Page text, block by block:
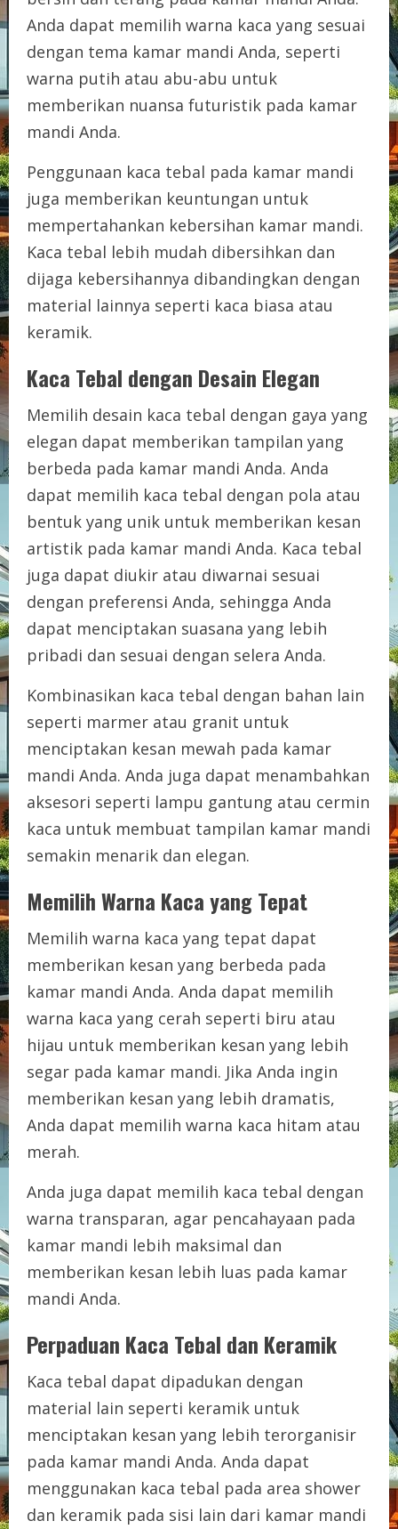
Anda dapat memilih warna kaca yang sesuai
dengan tema kamar mandi Anda, seperti
warna putih atau abu-abu untuk
memberikan nuansa futuristik pada kamar
mandi Anda.
Penggunaan kaca tebal pada kamar mandi
juga memberikan keuntungan untuk
mempertahankan kebersihan kamar mandi.
Kaca tebal lebih mudah dibersihkan dan
dijaga kebersihannya dibandingkan dengan
material lainnya seperti kaca biasa atau
keramik.
Kaca Tebal dengan Desain Elegan
Memilih desain kaca tebal dengan gaya yang
elegan dapat memberikan tampilan yang
berbeda pada kamar mandi Anda. Anda
dapat memilih kaca tebal dengan pola atau
bentuk yang unik untuk memberikan kesan
artistik pada kamar mandi Anda. Kaca tebal
juga dapat diukir atau diwarnai sesuai
dengan preferensi Anda, sehingga Anda
dapat menciptakan suasana yang lebih
pribadi dan sesuai dengan selera Anda.
Kombinasikan kaca tebal dengan bahan lain
seperti marmer atau granit untuk
menciptakan kesan mewah pada kamar
mandi Anda. Anda juga dapat menambahkan
aksesori seperti lampu gantung atau cermin
kaca untuk membuat tampilan kamar mandi
semakin menarik dan elegan.
Memilih Warna Kaca yang Tepat
Memilih warna kaca yang tepat dapat
memberikan kesan yang berbeda pada
kamar mandi Anda. Anda dapat memilih
warna kaca yang cerah seperti biru atau
hijau untuk memberikan kesan yang lebih
segar pada kamar mandi. Jika Anda ingin
memberikan kesan yang lebih dramatis,
Anda dapat memilih warna kaca hitam atau
merah.
Anda juga dapat memilih kaca tebal dengan
warna transparan, agar pencahayaan pada
kamar mandi lebih maksimal dan
memberikan kesan lebih luas pada kamar
mandi Anda.
Perpaduan Kaca Tebal dan Keramik
Kaca tebal dapat dipadukan dengan
material lain seperti keramik untuk
menciptakan kesan yang lebih terorganisir
pada kamar mandi Anda. Anda dapat
menggunakan kaca tebal pada area shower
dan keramik pada sisi lain dari kamar mandi